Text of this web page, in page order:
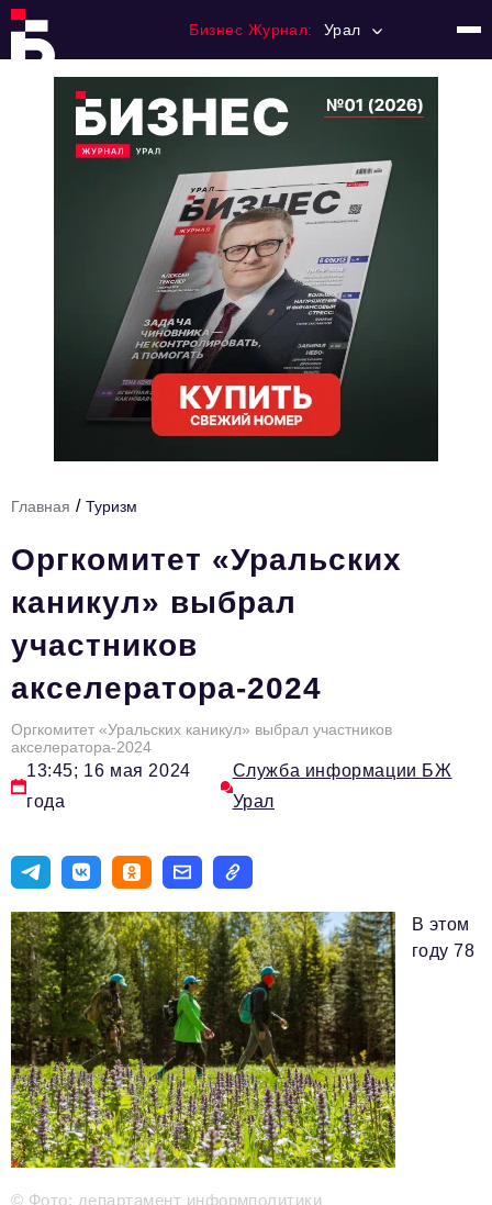
Бизнес Журнал: Урал
Тема номера
Инфраструктура развития
Технологии и тренды
Ниши и рынки
Цитаты
Туризм
Новости
Импортозамещение
ИННОПРОМ
Топ-100 влиятельных людей Свердловской области
Видео
ТОП-100 влиятельных людей — 2025
Телефон редакции:+7 495 727-01-67
Электронные почты редакции:
Информационный отдел
info@business-magazine.online
Отдел рекламы
Главная / Туризм
Оргкомитет «Уральских
каникул» выбрал
участников
акселератора-2024
Оргкомитет «Уральских каникул» выбрал участников
акселератора-2024
13:45; 16 мая 2024
года
Служба информации БЖ
Урал
© Фото: департамент информполитики
В этом
году 78